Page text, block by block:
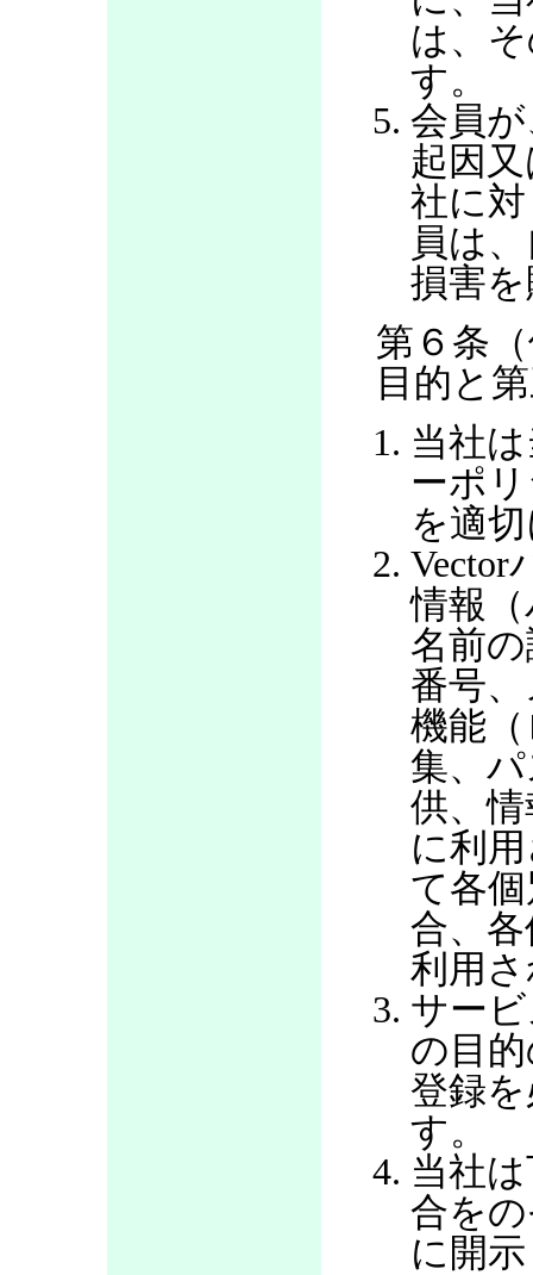
は、
す。
会員
起因
社に
員は
損害
第６条
目的と
当社
ーポ
を適
Vector
情報
名前
番号
機能
集、
供、
に利
て各
合、
利用
サー
の目
登録
す。
当社
合を
に開